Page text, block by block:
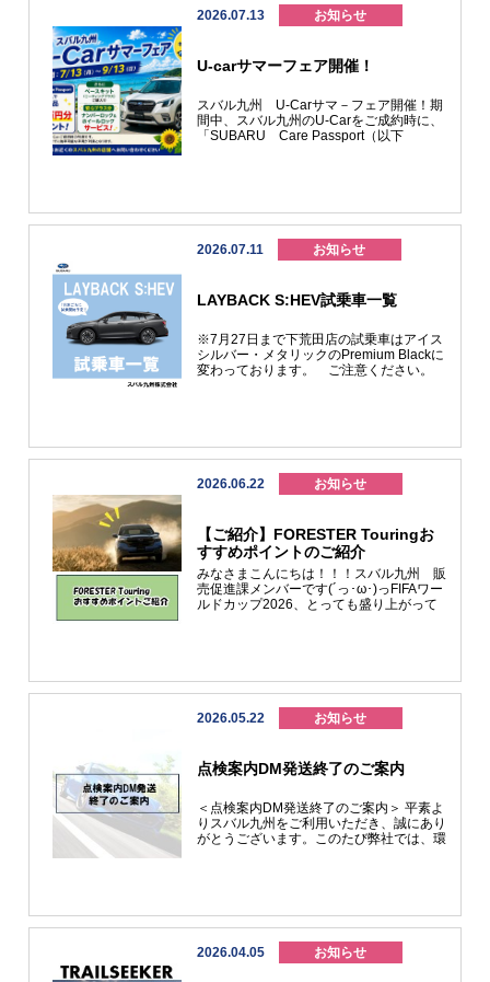
■ お車の故障・事故等の緊急時のお問い合
わせについてお車のトラブル等でお急ぎの
SUBARUあんしんホットラインまたはご
加入の自動車保険のロードサービス・JAF
▢SUBARUあんしんホットライン０１２
０－７８－２２１５▢ＪＡＦロードサービ
ス救援コールセンター全国共通ナビダイヤ
ル０５７０－００－８１３９▢保険会社各
2026.07.13 お知らせ
U-carサマーフェア開催！
スバル九州 U-Carサマ－フェア開催！期
間中、スバル九州のU-Carをご成約時に、
「SUBARU Care Passport（以下
だいたお客様は安心プラス分をサービス！
安心プラス内容…ナンバーロック、ホイー
ルロック（OEM車、軽自動車はナンバー
ロックのみ） ＊9月末までの納車が条件と
へお問い合わせください。スバル九州の在
庫はこちら＞＞
pref_c=40,41,42,43,44,45,46,47開催期間7
月13日（月）～9月13日（日）
2026.07.11 お知らせ
LAYBACK S:HEV試乗車一覧
※7月27日まで下荒田店の試乗車はアイス
シルバー・メタリックのPremium Blackに
変わっております。 ご注意ください。
2026.06.22 お知らせ
【ご紹介】FORESTER Touringお
すすめポイントのご紹介
みなさまこんにちは！！！スバル九州 販
売促進課メンバーです(´っ･ω･)っFIFAワー
ルドカップ2026、とっても盛り上がって
のおすすめポイントをご紹介いたします♬
まず１つ目！！現行フォレスターで最もコ
スパのいいおすすめグレードです！なんと
車両本体価格は385万円（税込）～設定さ
て高くなったと言われがちなフォレスター
ですが、ルーフレールやアイサイトセイフ
ビューカメラを標準装備化している価格を
抑えた大変コスパのいい一台です。さらに
予防安全性能や衝突安全性能も国内トップ
クラス！と、大満足間違いなしの一台で
する「超飽和バルブ」付サスペンションを
SPORTと同様に装備しております。ｓｓ
最後に、3つ目のおすすめポイントです！
2026.05.22 お知らせ
点検案内DM発送終了のご案内
＜点検案内DM発送終了のご案内＞ 平素よ
りスバル九州をご利用いただき、誠にあり
がとうございます。このたび弊社では、環
は、「マイスバル」を中心にご案内してま
いります。お客様にはご不便をおかけする
場合もございますが、何卒ご理解賜ります
ようお願い申し上げます。▼マイスバルご
2026.04.05 お知らせ